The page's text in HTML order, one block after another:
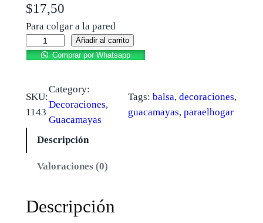
$17,50
Para colgar a la pared
Añadir al carrito
Comprar por Whatsapp
SKU:
1143
Category:
Decoraciones
Guacamayas
Tags:balsa, decoraciones
guacamayas, paraelhogar
Descripción
Valoraciones (0)
Descripción